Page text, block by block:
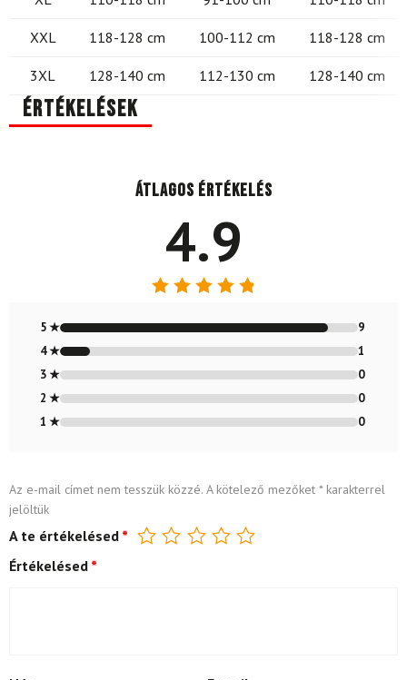
XXL 118-128 cm 100-112 cm 118-128 cm
3XL 128-140 cm 112-130 cm 128-140 cm
Értékelések
Átlagos értékelés
4.9
4.9/ 5
5 ★
9
4 ★
1
3 ★
0
2 ★
0
1 ★
0
Az e-mail címet nem tesszük közzé. A kötelező mezőket *karakterrel
jelöltük
A te értékelésed *
Értékelésed *